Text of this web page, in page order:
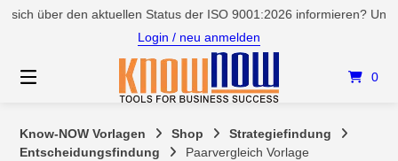
Springen
über den aktuellen Status der ISO 9001:2026 informieren? Unter
Login / neu anmelden
0
Know-NOW Vorlagen Shop
Strategiefindung
Entscheidungsfindung
Paarvergleich Vorlage